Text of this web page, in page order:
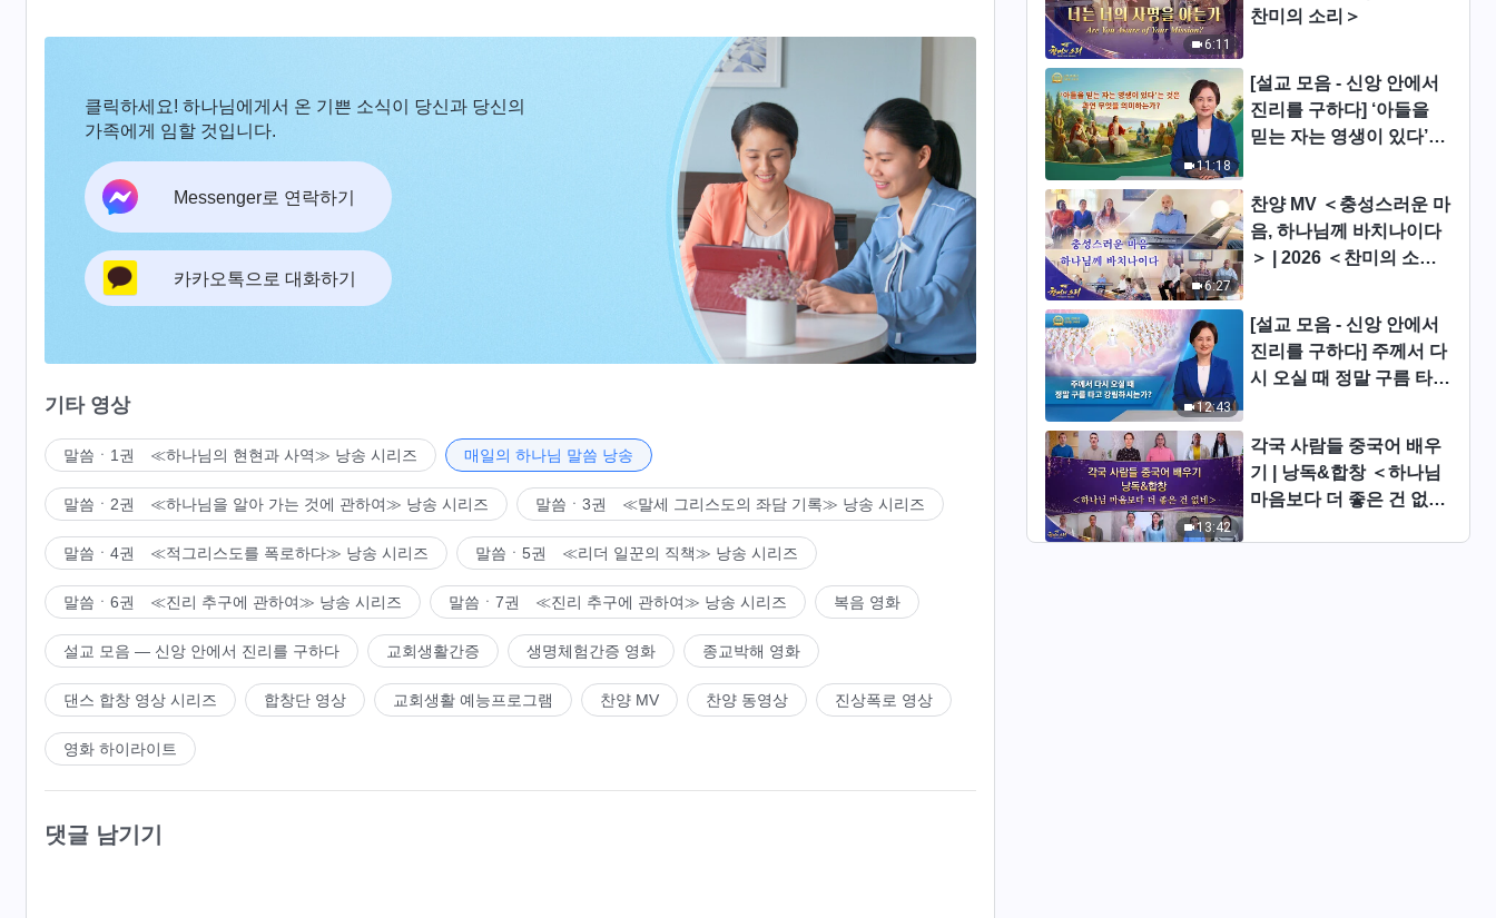
별을 모두 새롭게 바꿀 것이다. 나로 인해 해와 달도 새롭게 바뀌어 더 이상 예전의 하늘이 아닐 것이며, 땅의 만물도 새롭
게 바뀔 것이다. 이는 나의 말로 말미암아 이루어질 것이다. 온 우주 아래의 열국을 다시 나누고, 나의 나라로 바꿔, 땅에
있는 나라를 영원히 소멸시키고 나를 경배하는 나라가 되게 할 것이다. 또한 땅에 있는 나라는 모두 멸하여 존재하지 않
게 할 것이다. 온 우주 아래에 있는 사람 중 마귀에 속하는 자는 모두 멸함을 당할 것이며, 사탄을 경배하는 모든 자들은
나의 불사름 속에서 쓰러질 것이다. 즉, 현재의 흐름 속에 있는 사람을 제외한 모든 이들이 잿더미로 변할 것이다. 종교계
는 내가 만민을 형벌할 때 각각 다른 정도로 나의 나라로 돌아올 것이고, 나의 행사로 말미암아 정복될 것이다. 이는 그들
이 ‘흰 구름을 탄 거룩한 자’가 이미 왔음을 보았기 때문이다. 모든 사람은 각기 부류대로 나눠지고, 각자의 행위에 따라
그에 맞는 형벌을 받을 것이다. 나를 대적하는 자는 모두 멸망할 것이나 땅에서의 행위가 나와 관련이 없는 자는 그의 행
동으로 말미암아 땅에 존재하고, 아들들과 백성들의 다스림을 받게 될 것이다. 나는 만국 만민에게 나타나고, 땅에서 친
히 음성을 발할 것이며, 나의 대업이 이루어졌음을 선포하여 모든 사람이 이를 직접 목도하게 할 것이다.
내가 하는 말이 깊어짐에 따라 나는 또한 온 우주의 모습을 관찰하였다. 만물이 나의 말로 말미암아 새롭게 변모하고
있다. 하늘도 변하고, 땅도 변하고, 사람도 원래의 모습을 드러낸다. 사람은 서서히 각기 부류대로 나눠지고, 자신도 모르
는 사이에 자기 ‘종족’에게로 돌아간다. 나는 이에 크게 기뻐한다. 나를 방해하는 것이 없으므로 어느새 나의 대업은 이루
어지고 만물도 어느새 모두 변하였다. 나는 세상을 창조할 때 모든 것을 각기 종류대로 나누어 형체가 있는 모든 것을 분
류하였다. 나의 경륜이 끝나려 할 때, 나는 세상을 창조했을 때의 모습을 되찾을 것이다. 모든 것의 본래 모습을 되찾고 완
전히 변화시켜 모든 것이 나의 계획 안에 포함되도록 할 것이다. 때가 되었도다! 내 계획의 마지막 단계가 곧 완성될 것이
다. 더러운 옛 세상아! 너는 반드시 나의 말에 무너질 것이다! 반드시 나의 계획으로 말미암아 사라질 것이다! 만물들아!
나의 말에서 다시 생명을 얻고, ‘주재자’를 얻으리라! 흠 없이 거룩한 새 세상아! 반드시 나의 영광으로 다시 소생할 것이
새 삶을 시작했고, 새로운 소망을 가지게 되었다. 내 백성들아! 어찌 나의 빛 속에서 부활하지 않을 수 있겠느냐? 어찌 나
의 인도 아래에서 기뻐 뛰지 않을 수 있겠느냐? 땅은 기뻐 환호하고, 물은 즐거움에 크게 웃는도다! 부활한 이스라엘아!
어찌 나의 예정으로 말미암아 긍지를 느끼지 않을 수 있겠느냐? 누가 눈물을 보였었느냐? 누가 애곡했었느냐? 지난날의
이스라엘은 이미 존재하지 않고, 오늘날의 이스라엘은 세상 위에 우뚝 섰다. 모든 사람의 마음속에서 일어섰으니 오늘날
의 이스라엘은 반드시 내 백성으로 인해 생존의 근본을 얻게 될 것이다! 가증스러운 애굽아! 아직도 나를 대적하는 것이
냐? 어찌 나의 긍휼을 틈타 내가 주는 형벌에서 벗어날 수 있겠느냐? 어찌 나의 형벌 속에서 살지 않을 수 있겠느냐? 내
가 사랑하는 자는 반드시 영원히 살게 될 것이고, 나를 대적하는 자는 반드시 영원토록 나에게 형벌을 받게 될 것이다. 나
의, 위엄, 진노, 형벌로 세상의 동쪽에 나타나 만인에게 나타날 것이다!
―＜말씀ㆍ1권 하나님의 현현과 사역ㆍ하나님이 전 우주를 향해 한 말씀ㆍ제26편＞ 중에서
옛 세상 존재할 때, 하나님은 열국에 진노하고 우주에 행정 반포하리. 위반하는 자 형벌받으리.
1. 하나님 우주 향해 말씀할 때, 모두 그 음성 듣고 행사 보리. 행위로 맞서는 자들은 하나님 형벌에 넘어지리. 해와 달,
뭇별 새롭게 바뀌니 더 이상 예전의 하늘 아니고 땅의 만물 새롭게 바뀌리. 이는 말씀으로 성취되리. 열국들이 다시 나뉘
고 하나님을 경배하는 하나님 나라로 바뀌리라. 땅의 나라 멸망해 사라지리. 옛 세상 존재할 때, 하나님은 열국에 진노하
고 우주에 행정 반포하리. 위반하는 자 형벌받으리. 옛 세상 존재할 때, 하나님은 열국에 진노하고 우주에 행정 반포하리.
위반하는 자 형벌받으리.
2. 모든 이가 부류대로 나뉘고 각자 행위에 따라 다양한 형벌 받으리. 대적한 자 멸망하나 하나님과 무관한 행위 한 자,
이루어짐을 선포해 모든 사람이 보게 하리라. 옛 세상 존재할 때, 하나님은 열국에 진노하고 우주에 행정 반포하리. 위반
하는 자 형벌받으리. 옛 세상 존재할 때, 하나님은 열국에 진노하고 우주에 행정 반포하리. 위반하는 자 형벌받으리. 온 우
때, 종교계는 하나님 나라로 돌아와 정복되리. ‘흰 구름 탄 거룩한 자’ 보았으니 옛 세상 존재할 때, 하나님은 열국에 진노
클릭하세요! 하나님에게서 온 기쁜 소식이 당신과 당신의
가족에게 임할 것입니다.
Messenger로 연락하기
카카오톡으로 대화하기
기타 영상
말씀ㆍ1권 ≪하나님의 현현과 사역≫ 낭송 시리즈 매일의 하나님 말씀 낭송
말씀ㆍ2권 ≪하나님을 알아 가는 것에 관하여≫ 낭송 시리즈 말씀ㆍ3권 ≪말세 그리스도의 좌담 기록≫ 낭송 시리즈
말씀ㆍ4권 ≪적그리스도를 폭로하다≫ 낭송 시리즈 말씀ㆍ5권 ≪리더 일꾼의 직책≫ 낭송 시리즈
말씀ㆍ6권 ≪진리 추구에 관하여≫ 낭송 시리즈 말씀ㆍ7권 ≪진리 추구에 관하여≫ 낭송 시리즈 복음 영화
설교 모음 ― 신앙 안에서 진리를 구하다 교회생활간증 생명체험간증 영화 종교박해 영화
댄스 합창 영상 시리즈 합창단 영상 교회생활 예능프로그램 찬양 MV 찬양 동영상 진상폭로 영상
영화 하이라이트
댓글 남기기
6:11
찬미의 소리＞
11:18
[설교 모음 - 신앙 안에서
진리를 구하다] ‘아들을
믿는 자는 영생이 있다’는
6:27
찬양 MV ＜충성스러운 마
음, 하나님께 바치나이다
＞ | 2026 ＜찬미의 소리
12:43
[설교 모음 - 신앙 안에서
진리를 구하다] 주께서 다
시 오실 때 정말 구름 타고
13:42
각국 사람들 중국어 배우
기 | 낭독&합창 ＜하나님
마음보다 더 좋은 건 없네